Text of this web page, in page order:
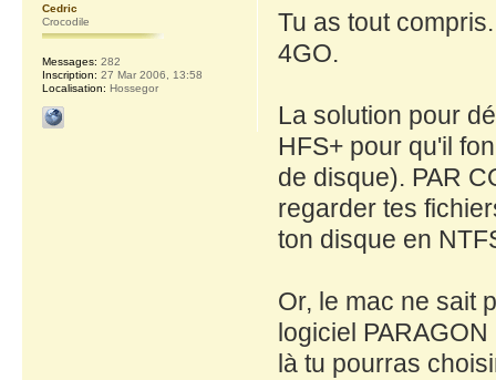
Tu as tout
4GO.
La solution pour
HFS+ pour qu'il
de disque). PAR
regarder tes
ton disque en
Or, le mac ne sait
logiciel
là tu pourras
Cedric
Crocodile
Messages: 282
Inscription: 27 Mar 2006, 13:58
Localisation: Hossegor